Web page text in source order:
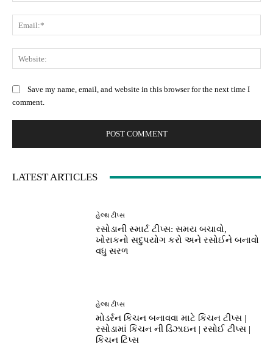
Save my name, email, and website in this browser for the next time I
comment.
LATEST ARTICLES
હેલ્થ ટીપ્સ
રસોડાની સ્માર્ટ ટીપ્સ: સમય બચાવો,
ખોરાકનો સદુપયોગ કરો અને રસોઈને બનાવો
વધુ સરળ
હેલ્થ ટીપ્સ
મોડર્રન કિચન બનાવવા માટે કિચન ટીપ્સ |
રસોડામાં કિચન ની ડિઝાઇન | રસોઈ ટીપ્સ |
કિચન ટિપ્સ